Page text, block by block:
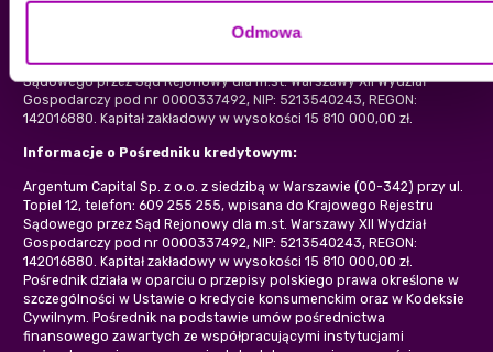
Odmowa
Pożyczkodawcą oraz właścicielem serwisu jest:
Argentum Capital Sp. z o.o. z siedzibą w Warszawie (00-342) przy ul.
Topiel 12, telefon: 609 255 255, wpisana do Krajowego Rejestru
Sądowego przez Sąd Rejonowy dla m.st. Warszawy XII Wydział
Gospodarczy pod nr 0000337492, NIP: 5213540243, REGON:
142016880. Kapitał zakładowy w wysokości 15 810 000,00 zł.
Informacje o Pośredniku kredytowym:
Argentum Capital Sp. z o.o. z siedzibą w Warszawie (00-342) przy ul.
Topiel 12, telefon: 609 255 255, wpisana do Krajowego Rejestru
Sądowego przez Sąd Rejonowy dla m.st. Warszawy XII Wydział
Gospodarczy pod nr 0000337492, NIP: 5213540243, REGON:
142016880. Kapitał zakładowy w wysokości 15 810 000,00 zł.
Pośrednik działa w oparciu o przepisy polskiego prawa określone w
szczególności w Ustawie o kredycie konsumenckim oraz w Kodeksie
Cywilnym. Pośrednik na podstawie umów pośrednictwa
finansowego zawartych ze współpracującymi instytucjami